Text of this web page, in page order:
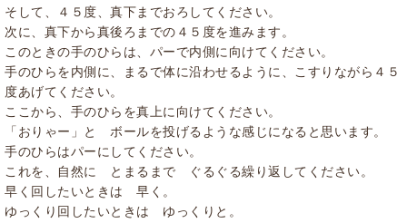
そして、４５度、真下までおろしてください。
次に、真下から真後ろまでの４５度を進みます。
このときの手のひらは、パーで内側に向けてください。
手のひらを内側に、まるで体に沿わせるように、こすりながら４５
度あげてください。
ここから、手のひらを真上に向けてください。
「おりゃー」と ボールを投げるような感じになると思います。
手のひらはパーにしてください。
これを、自然に とまるまで ぐるぐる繰り返してください。
早く回したいときは 早く。
ゆっくり回したいときは ゆっくりと。